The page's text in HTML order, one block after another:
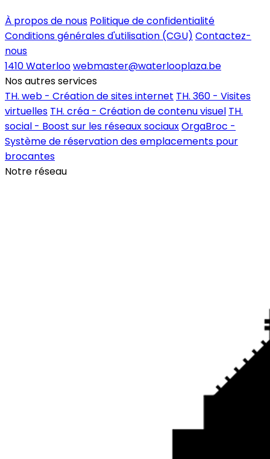
À propos de nous Politique de confidentialité
Conditions générales d'utilisation (CGU) Contactez-
nous
1410 Waterloowebmaster@waterlooplaza.be
Nos autres services
TH. web - Création de sites internet TH. 360 - Visites
virtuelles TH. créa - Création de contenu visuel TH.
social - Boost sur les réseaux sociauxOrgaBroc -
Système de réservation des emplacements pour
brocantes
Notre réseau